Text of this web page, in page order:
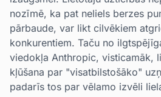
nozīmē, ka pat neliels berzes
pārbaude, var likt cilvēkiem
konkurentiem. Taču no
viedokļa Anthropic, visticamāk,
kļūšana par "visatbilstošāko"
padarīs tos par vēlamo izvēli